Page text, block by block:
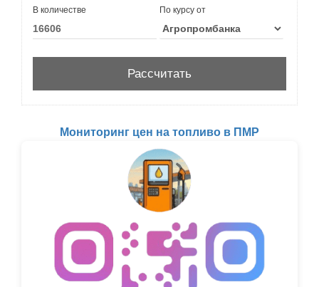
В количестве По курсу от
Мониторинг цен на топливо в ПМР